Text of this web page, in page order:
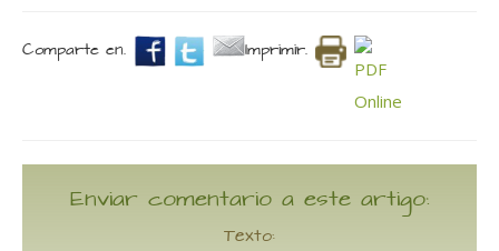
Comparte en. Imprimir.
Enviar comentario a este artigo:
Texto: